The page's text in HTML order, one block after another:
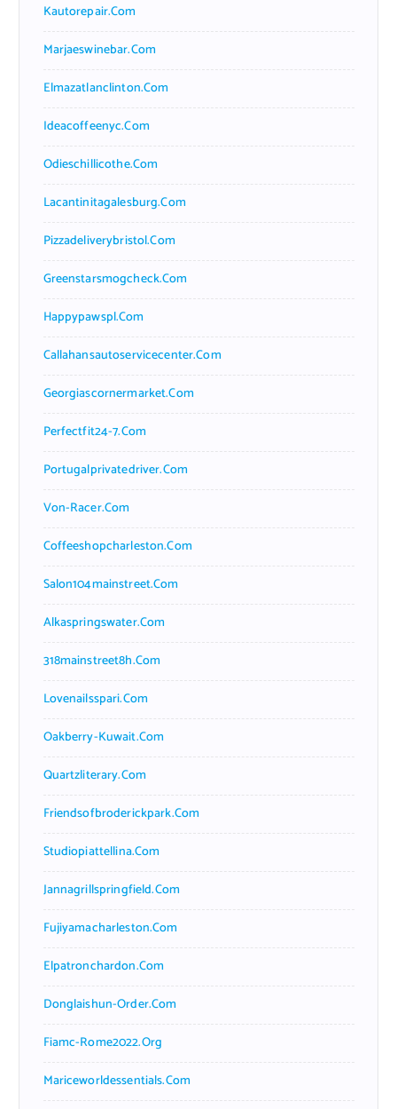
Kautorepair.com
Marjaeswinebar.com
Elmazatlanclinton.com
Ideacoffeenyc.com
Odieschillicothe.com
Lacantinitagalesburg.com
Pizzadeliverybristol.com
Greenstarsmogcheck.com
Happypawspl.com
Callahansautoservicecenter.com
Georgiascornermarket.com
Perfectfit24-7.com
Portugalprivatedriver.com
Von-Racer.com
Coffeeshopcharleston.com
Salon104mainstreet.com
Alkaspringswater.com
318mainstreet8h.com
Lovenailsspari.com
Oakberry-Kuwait.com
Quartzliterary.com
Friendsofbroderickpark.com
Studiopiattellina.com
Jannagrillspringfield.com
Fujiyamacharleston.com
Elpatronchardon.com
Donglaishun-Order.com
Fiamc-Rome2022.org
Mariceworldessentials.com